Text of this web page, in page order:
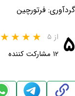
گردآوری: فرتورچین
۵ از ۵
۱۲ مشارکت کننده